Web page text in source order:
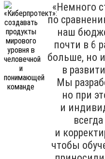
«Немного
по
наш
почти в 6
больше, но
в
Мы
но при
и
и
чтобы